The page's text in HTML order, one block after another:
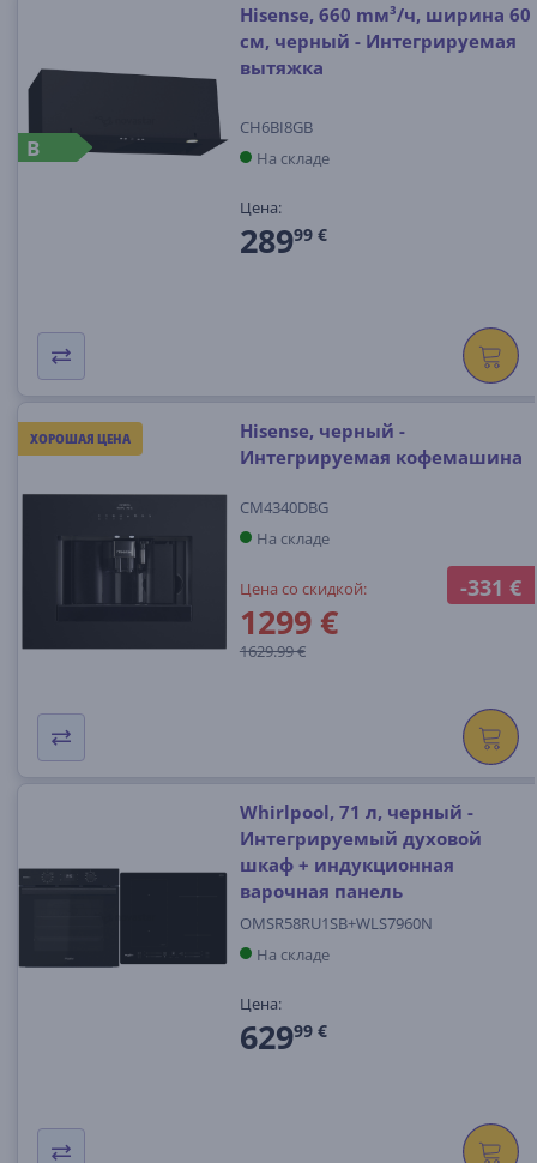
B
Hisense, 660 mм³/ч, ширина 60
см, черный - Интегрируемая
вытяжка
CH6BI8GB
На складе
Цена:
28999 €
ХОРОШАЯ ЦЕНА
-331 €
Hisense, черный -
Интегрируемая кофемашина
CM4340DBG
На складе
Цена со скидкой:
1299 €
1629.99 €
Whirlpool, 71 л, черный -
Интегрируемый духовой
шкаф + индукционная
варочная панель
OMSR58RU1SB+WLS7960N
На складе
Цена:
62999 €